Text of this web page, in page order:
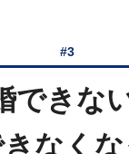
#3
できな
なく